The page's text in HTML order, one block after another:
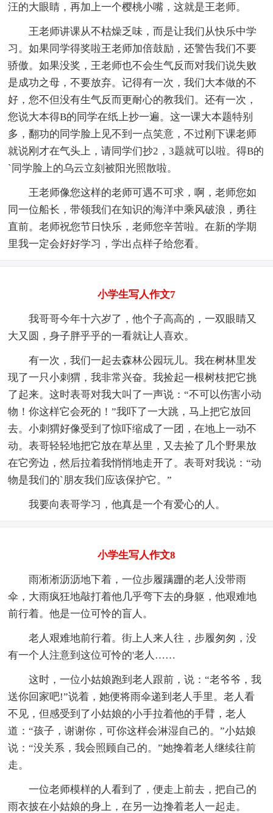
汪的大眼睛，再加上一个樱桃小嘴，这就是王老师。
王老师讲课从不枯燥乏味，而是让我们从快乐中学
习。如果同学得奖啦王老师加倍鼓励，还警告我们不要
骄傲。如果没奖，王老师也不会生气反而对我们说失败
是成功之母，不要放弃。记得有一次，我们大本做的不
好，您不但没有生气反而更耐心的教我们。还有一次，
您说大本得B的同学在纸上抄一遍。这一课大本题特别
多，翻功的同学脸上见不到一点笑意，不过刚下课老师
就说刚才在气头上，请同学们抄2，3题就可以啦。得B的
`同学脸上的乌云立刻被阳光照散啦。
王老师像您这样的老师可遇不可求，啊，老师您如
同一位船长，带领我们在知识的海洋中乘风破浪，勇往
直前。老师祝您节日快乐，老师您辛苦啦。在新的学期
里我一定会好好学习，学出点样子给您看。
小学生写人作文7
我哥哥今年十六岁了，他个子高高的，一双眼睛又
大又圆，身子胖乎乎的一看就让人喜欢。
有一次，我们一起去森林公园玩儿。我在树林里发
现了一只小刺猬，我非常兴奋。我捡起一根树枝把它挑
了起来。这时表哥对我大叫了一声说：“不可以伤害小动
物！你这样它会死的！”我吓了一大跳，马上把它放回
去。小刺猬好像受到了惊吓缩成了一团，在地上一动不
动。表哥轻轻地把它放在草丛里，又去捡了几个野果放
在它旁边，然后拉着我悄悄地走开了。表哥对我说：“动
物是我们的`朋友我们应该保护它。”
我要向表哥学习，他真是一个有爱心的人。
小学生写人作文8
雨淅淅沥沥地下着，一位步履蹒跚的老人没带雨
伞，大雨疯狂地敲打着他几乎弯下去的身躯，他艰难地
前行着。他是一位可怜的盲人。
老人艰难地前行着。街上人来人往，步履匆匆，没
有一个人注意到这位可怜的'老人……
这时，一位小姑娘跑到老人跟前，说：“老爷爷，我
送你回家吧!”说着，她便将雨伞递到老人手里。老人看
不见，但感受到了小姑娘的小手拉着他的手臂，老人
道：“孩子，谢谢你，可你这样会淋湿自己的。”小姑娘
说：“没关系，我会照顾自己的。”她搀着老人继续往前
走。
一位老师模样的人看到了，便走上前去，把自己的
雨衣披在小姑娘的身上，在另一边搀着老人一起走。